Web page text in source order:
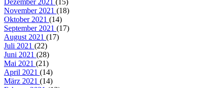
Dezember 2021 (15)
November 2021 (18)
Oktober 2021 (14)
September 2021 (17)
August 2021 (17)
Juli 2021 (22)
Juni 2021 (28)
Mai 2021 (21)
April 2021 (14)
März 2021 (14)